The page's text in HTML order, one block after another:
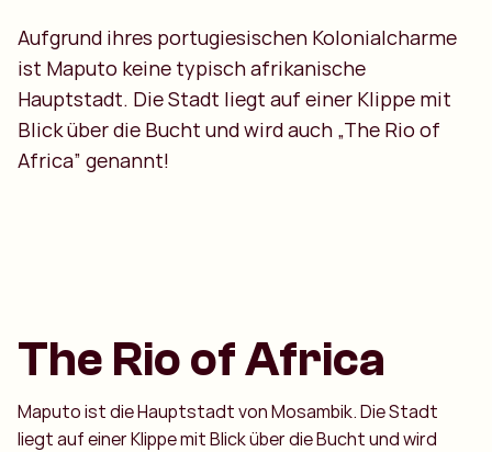
Aufgrund ihres portugiesischen Kolonialcharme
ist Maputo keine typisch afrikanische
Hauptstadt. Die Stadt liegt auf einer Klippe mit
Blick über die Bucht und wird auch „The Rio of
Africa” genannt!
The Rio of Africa
Maputo ist die Hauptstadt von Mosambik. Die Stadt
liegt auf einer Klippe mit Blick über die Bucht und wird